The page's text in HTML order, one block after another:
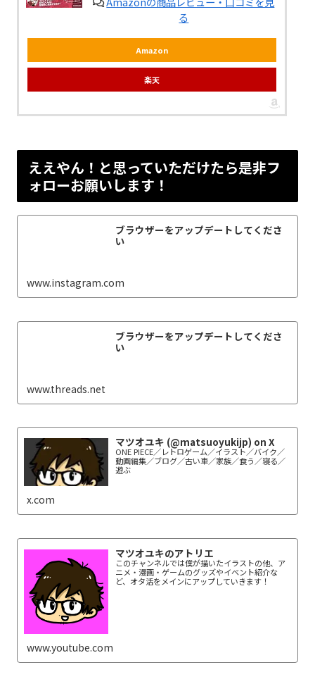
る
Amazon
楽天
ええやん！と思っていただけたら是非フ
ォローお願いします！
ブラウザーをアップデートしてくださ
い
www.instagram.com
ブラウザーをアップデートしてくださ
い
www.threads.net
マツオユキ (@matsuoyukijp) on X
ONE PIECE／レトロゲーム／イラスト／バイク／
動画編集／ブログ／古い車／家族／食う／寝る／
遊ぶ
x.com
マツオユキのアトリエ
このチャンネルでは僕が描いたイラストの他、ア
ニメ・漫画・ゲームのグッズやイベント紹介な
ど、オタ活をメインにアップしていきます！
www.youtube.com